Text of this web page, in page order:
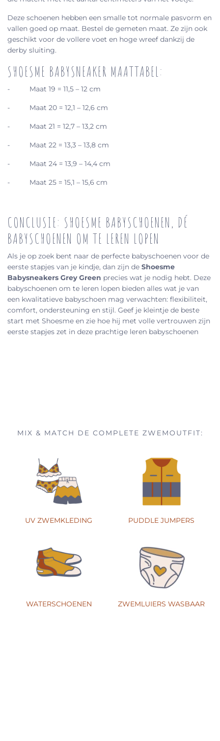
Deze schoenen hebben een smalle tot normale pasvorm en
vallen goed op maat. Bestel de gemeten maat. Ze zijn ook
geschikt voor de vollere voet en hoge wreef dankzij de
derby sluiting.
SHOESME BABYSNEAKER MAATTABEL:
- Maat 19 = 11,5 – 12 cm
- Maat 20 = 12,1 – 12,6 cm
- Maat 21 = 12,7 – 13,2 cm
- Maat 22 = 13,3 – 13,8 cm
- Maat 24 = 13,9 – 14,4 cm
- Maat 25 = 15,1 – 15,6 cm
CONCLUSIE: SHOESME BABYSCHOENEN, DÉ
BABYSCHOENEN OM TE LEREN LOPEN
Als je op zoek bent naar de perfecte babyschoenen voor de
eerste stapjes van je kindje, dan zijn de Shoesme
Babysneakers Grey Green precies wat je nodig hebt. Deze
babyschoenen om te leren lopen bieden alles wat je van
een kwalitatieve babyschoen mag verwachten: flexibiliteit,
comfort, ondersteuning en stijl. Geef je kleintje de beste
start met Shoesme en zie hoe hij met volle vertrouwen zijn
eerste stapjes zet in deze prachtige leren babyschoenen
MIX & MATCH DE COMPLETE ZWEMOUTFIT:
UV ZWEMKLEDING PUDDLE JUMPERS
WATERSCHOENEN ZWEMLUIERS WASBAAR